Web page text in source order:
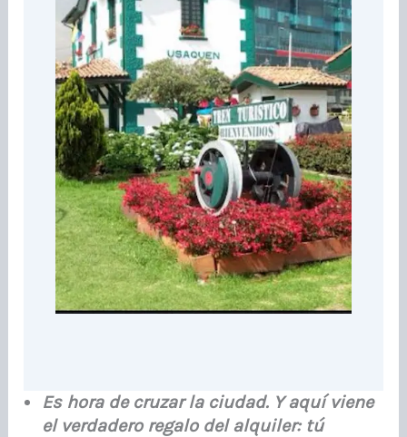
Es hora de cruzar la ciudad. Y aquí viene
el verdadero regalo del alquiler: tú